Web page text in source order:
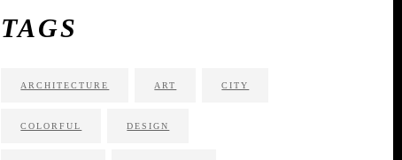
TAGS
ARCHITECTURE ART CITY
COLORFUL DESIGN